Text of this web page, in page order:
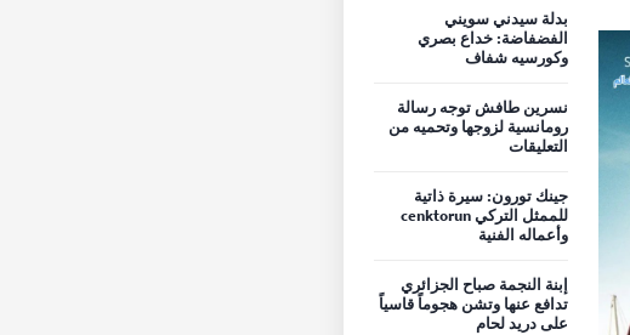
بدلة سيدني سويني
الفضفاضة: خداع بصري
وكورسيه شفاف
نسرين طافش توجه رسالة
رومانسية لزوجها وتحميه من
التعليقات
جينك تورون: سيرة ذاتية
للممثل التركي cenktorun
وأعماله الفنية
إبنة النجمة صباح الجزائري
تدافع عنها وتشن هجوماً قاسياً
على دريد لحام